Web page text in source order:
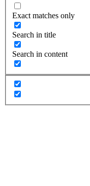
Exact matches only
Search in title
Search in content